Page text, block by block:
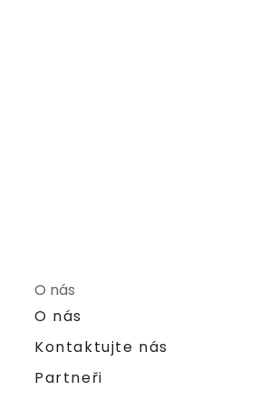
O nás
O nás
Kontaktujte nás
Partneři